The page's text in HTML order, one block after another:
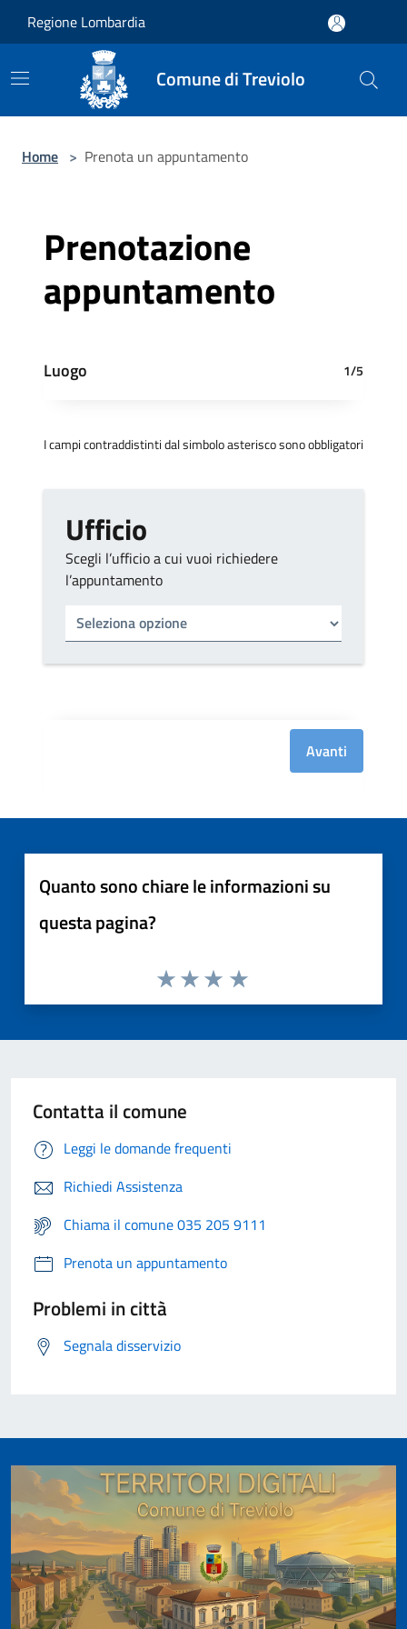
Regione Lombardia
Comune di Treviolo
Home > Prenota un appuntamento
Prenotazione
appuntamento
Luogo 1/5
I campi contraddistinti dal simbolo asterisco sono obbligatori
Ufficio
Scegli l’ufficio a cui vuoi richiedere
l’appuntamento
Tipo di ufficio
Avanti
Quanto sono chiare le informazioni su
questa pagina?
Contatta il comune
Leggi le domande frequenti
Richiedi Assistenza
Chiama il comune 035 205 9111
Prenota un appuntamento
Problemi in città
Segnala disservizio